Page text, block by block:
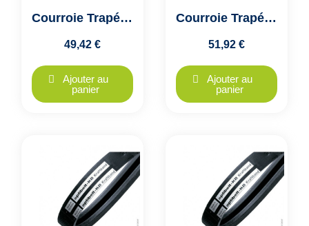
Courroie Trapézoïdale Jumelée 2A51-A1300 - Optibelt KB VB - 2 Brins
49,42 €
Ajouter au
panier
Courroie Trapézoïdale Jumelée 2A56- A1422 - Optibelt KB VB - 2 Brins
51,92 €
Ajouter au
panier